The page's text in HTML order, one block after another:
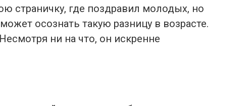
страничку, где поздравил молодых, но
осознать такую разницу в возрасте.
ни на что, он искренне